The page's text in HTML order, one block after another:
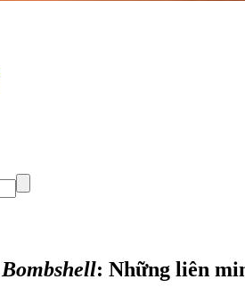
Bombshell: Những liên